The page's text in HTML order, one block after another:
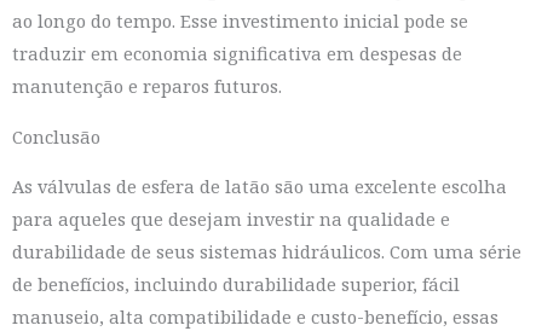
ao longo do tempo. Esse investimento inicial pode se
traduzir em economia significativa em despesas de
manutenção e reparos futuros.
Conclusão
As válvulas de esfera de latão são uma excelente escolha
para aqueles que desejam investir na qualidade e
durabilidade de seus sistemas hidráulicos. Com uma série
de benefícios, incluindo durabilidade superior, fácil
manuseio, alta compatibilidade e custo-benefício, essas